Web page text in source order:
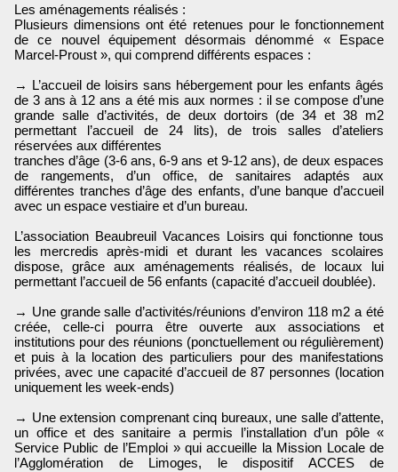
Les aménagements réalisés :
Plusieurs dimensions ont été retenues pour le fonctionnement
de ce nouvel équipement désormais dénommé « Espace
Marcel-Proust », qui comprend différents espaces :
→ L’accueil de loisirs sans hébergement pour les enfants âgés
de 3 ans à 12 ans a été mis aux normes : il se compose d’une
grande salle d’activités, de deux dortoirs (de 34 et 38 m2
permettant l’accueil de 24 lits), de trois salles d’ateliers
réservées aux différentes
tranches d’âge (3-6 ans, 6-9 ans et 9-12 ans), de deux espaces
de rangements, d’un office, de sanitaires adaptés aux
différentes tranches d’âge des enfants, d’une banque d’accueil
avec un espace vestiaire et d’un bureau.
L’association Beaubreuil Vacances Loisirs qui fonctionne tous
les mercredis après-midi et durant les vacances scolaires
dispose, grâce aux aménagements réalisés, de locaux lui
permettant l’accueil de 56 enfants (capacité d’accueil doublée).
→ Une grande salle d’activités/réunions d’environ 118 m2 a été
créée, celle-ci pourra être ouverte aux associations et
institutions pour des réunions (ponctuellement ou régulièrement)
et puis à la location des particuliers pour des manifestations
privées, avec une capacité d’accueil de 87 personnes (location
uniquement les week-ends)
→ Une extension comprenant cinq bureaux, une salle d’attente,
un office et des sanitaire a permis l’installation d’un pôle «
Service Public de l’Emploi » qui accueille la Mission Locale de
l’Agglomération de Limoges, le dispositif ACCES de